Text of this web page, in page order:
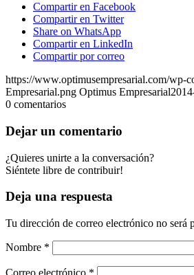
Compartir en Facebook
Compartir en Twitter
Share on WhatsApp
Compartir en LinkedIn
Compartir por correo
https://www.optimusempresarial.com/wp-
Empresarial.png Optimus Empresarial
0 comentarios
Dejar un comentario
¿Quieres unirte a la conversación?
Siéntete libre de contribuir!
Deja una respuesta
Tu dirección de correo electrónico no será
Nombre *
Correo electrónico *